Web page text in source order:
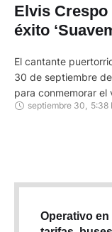
Elvis Crespo
éxito
El cantante
30 de septiembre
para conmemorar el
"Suavemente",
septiembre 30, 5:38
Operativo